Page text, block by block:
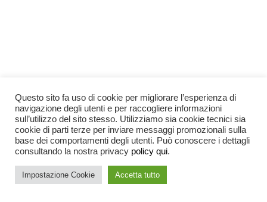
Questo sito fa uso di cookie per migliorare l’esperienza di
navigazione degli utenti e per raccogliere informazioni
sull’utilizzo del sito stesso. Utilizziamo sia cookie tecnici sia
cookie di parti terze per inviare messaggi promozionali sulla
base dei comportamenti degli utenti. Può conoscere i dettagli
consultando la nostra privacy policy qui.
Impostazione Cookie Accetta tutto